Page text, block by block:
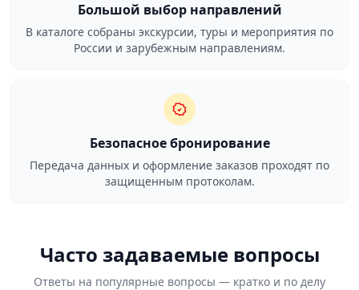
Большой выбор направлений
В каталоге собраны экскурсии, туры и мероприятия по
России и зарубежным направлениям.
Безопасное бронирование
Передача данных и оформление заказов проходят по
защищенным протоколам.
Часто задаваемые вопросы
Ответы на популярные вопросы — кратко и по делу